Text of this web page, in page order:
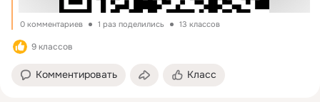
0 комментариев 1 раз поделились 13 классов
9 классов
Комментировать Класс